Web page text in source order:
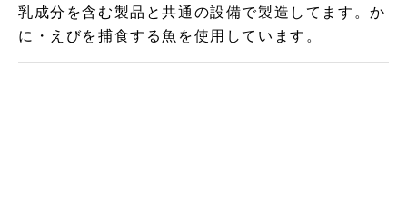
乳成分を含む製品と共通の設備で製造してます。か
に・えびを捕食する魚を使用しています。